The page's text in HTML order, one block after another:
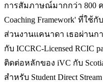
การสัมภาษณ์มากกว่า 800
Coaching Framework' ที่ใช้
ส่วนงานแคนาดา เธอผ่านกา
กับ ICCRC-Licensed RCIC
ติดต่อหลักของ iVC กับ
สำหรับ Student Direct